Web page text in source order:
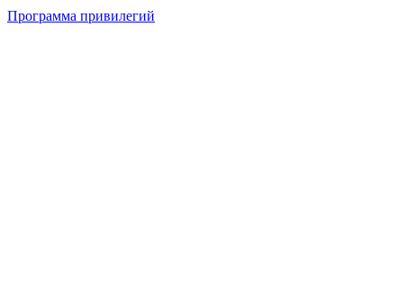
Программа привилегий